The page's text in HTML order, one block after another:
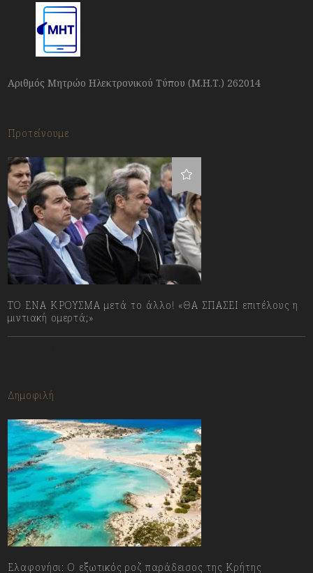
Αριθμός Μητρώο Ηλεκτρονικού Τύπου (Μ.Η.Τ.) 262014
Προτείνουμε
ΤΟ ΕΝΑ ΚΡΟΥΣΜΑ μετά το άλλο! «ΘΑ ΣΠΑΣΕΙ επιτέλους η
μιντιακή ομερτά;»
Δημοφιλή
Ελαφονήσι: Ο εξωτικός ροζ παράδεισος της Κρήτης